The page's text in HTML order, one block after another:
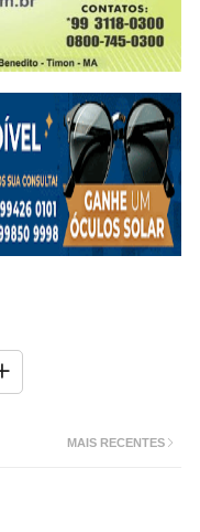
MAIS RECENTES